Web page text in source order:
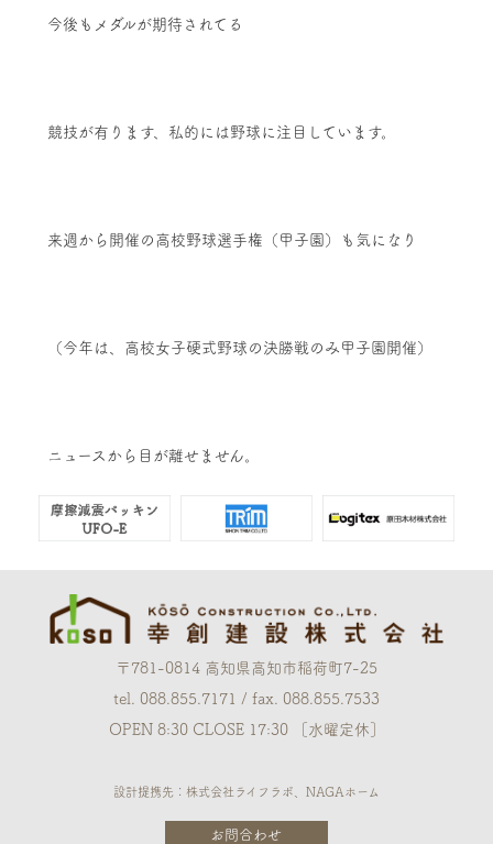
今後もメダルが期待されてる
競技が有ります、私的には野球に注目しています。
来週から開催の高校野球選手権（甲子園）も気になり
（今年は、高校女子硬式野球の決勝戦のみ甲子園開催）
ニュースから目が離せません。
〒781-0814 高知県高知市稲荷町7-25
tel. 088.855.7171 / fax. 088.855.7533
OPEN 8:30 CLOSE 17:30 ［水曜定休］
設計提携先：株式会社ライフラボ、NAGAホーム
お問合わせ